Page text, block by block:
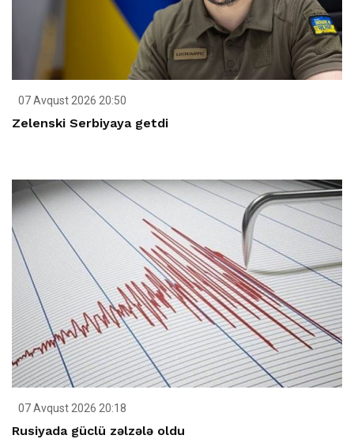
07 Avqust 2026 20:50
Zelenski Serbiyaya getdi
07 Avqust 2026 20:18
Rusiyada güclü zəlzələ oldu